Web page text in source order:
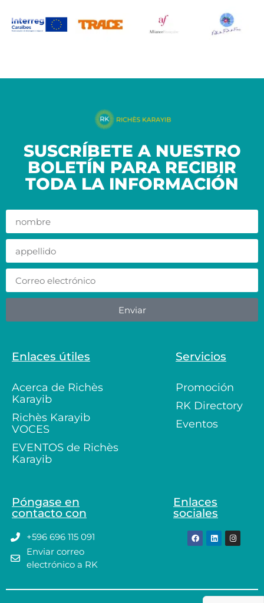
SUSCRÍBETE A NUESTRO
BOLETÍN PARA RECIBIR
TODA LA INFORMACIÓN
Enviar
Enlaces útiles
Acerca de Richès
Karayib
Richès Karayib
VOCES
EVENTOS de Richès
Karayib
Servicios
Promoción
RK Directory
Eventos
Póngase en
contacto con
+596 696 115 091
Enviar correo
electrónico a RK
Enlaces
sociales